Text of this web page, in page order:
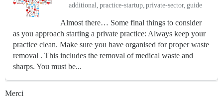
additional practice-startup private-sector guide
Almost there… Some final things to consider
as you approach starting a private practice: Always keep your
practice clean. Make sure you have organised for proper waste
removal . This includes the removal of medical waste and
sharps. You must be...
Merci